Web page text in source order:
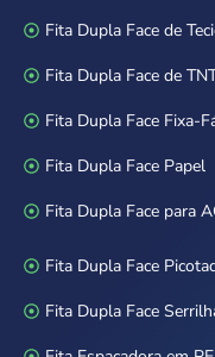
Fita Dupla Face de
Fita Dupla Face de
Fita Dupla Face Fixa-
Fita Dupla Face Papel
Fita Dupla Face para
Fita Dupla Face
Fita Dupla Face